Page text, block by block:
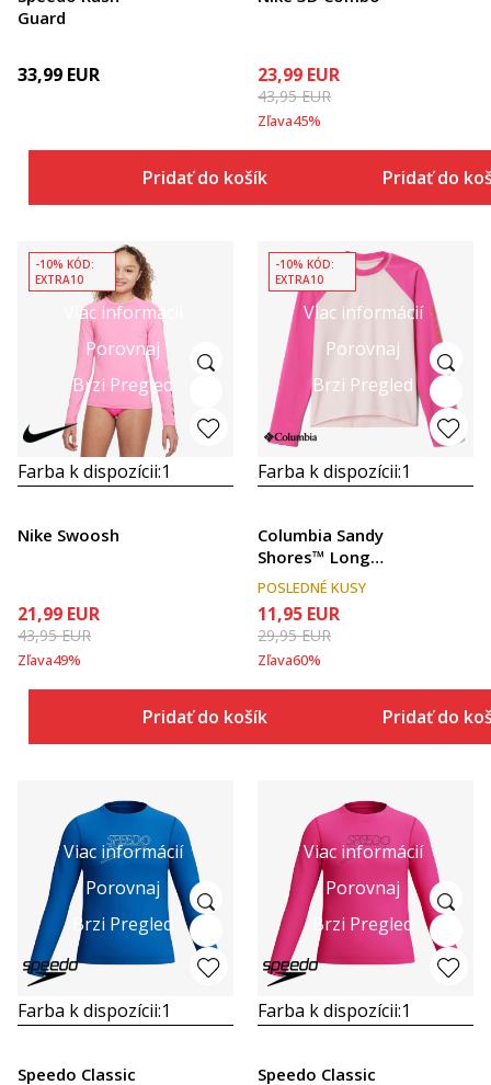
Guard
33,99 EUR
Pridať do košíka
23,99 EUR
43,95EUR
Zľava45%
Pridať do
Viac informácií
Porovnaj
Brzi Pregled
-10% KÓD:
EXTRA10
Farba k dispozícii:1
Nike Swoosh
21,99 EUR
43,95EUR
Zľava49%
Pridať do košíka
Viac informácií
Porovnaj
Brzi Pregled
-10% KÓD:
EXTRA10
Farba k dispozícii:1
Columbia Sandy
Shores™ Long
Sleeve Sunguard
POSLEDNÉ KUSY
11,95 EUR
29,95EUR
Zľava60%
Pridať do
Viac informácií
Porovnaj
Brzi Pregled
Farba k dispozícii:1
Speedo Classic
Viac informácií
Porovnaj
Brzi Pregled
Farba k dispozícii:1
Speedo Classic